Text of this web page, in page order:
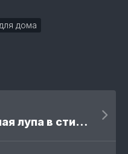
дома
12-дюймовая экранная лупа в стиле ретро-телевизора